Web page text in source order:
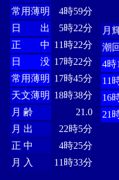
常用薄明
4時59分
日 出
5時22分
正 中 11時22分
日 没 17時22分
常用薄明 17時45分
天文薄明 18時38分
月 齢
21.0
月 出
22時5分
正 中
4時25分
月 入
11時33分
月
潮
4時
11
16
21